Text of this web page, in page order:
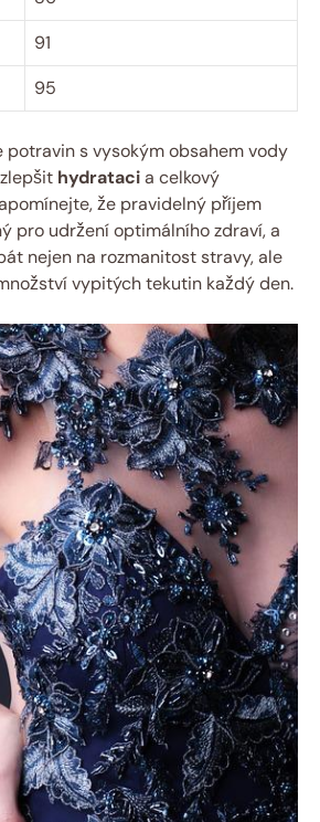
91
95
potravin s vysokým obsahem vody
hydratacia celkový
že pravidelný příjem
pro udržení optimálního zdraví, a
nejen na rozmanitost stravy, ale
vypitých tekutin každý den.